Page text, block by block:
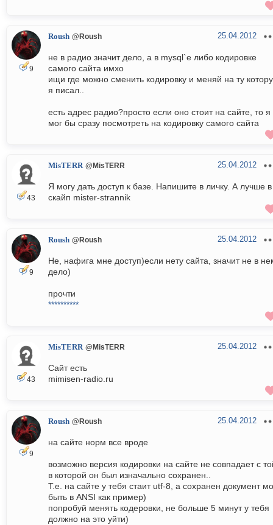
9
Roush @Roush 25.04.2012
не в радио значит дело, а в mysql`e либо кодировке
самого сайта имхо
ищи где можно сменить кодировку и меняй на ту
я писал..
есть адрес радио?просто если оно стоит на сайте, то я
мог бы сразу посмотреть на кодировку самого сайта
43
MisTERR @MisTERR 25.04.2012
Я могу дать доступ к базе. Напишите в личку. А лучше в
скайп mister-strannik
9
Roush @Roush 25.04.2012
Не, нафига мне доступ)если нету сайта, значит не в
дело)
прочти
**********
43
MisTERR @MisTERR 25.04.2012
Сайт есть
mimisen-radio.ru
9
Roush @Roush 25.04.2012
на сайте норм все вроде
возможно версия кодировки на сайте не совпадает с
в которой он был изначально сохранен..
Т.е. на сайте у тебя стаит utf-8, а сохранен документ
быть в ANSI как пример)
попробуй менять кодеровки, не больше 5 минут у тебя
должно на это уйти)